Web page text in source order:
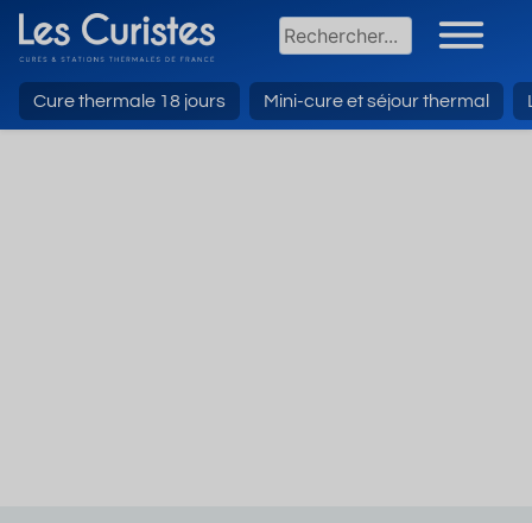
Cure thermale 18 jours Mini-cure et séjour thermal